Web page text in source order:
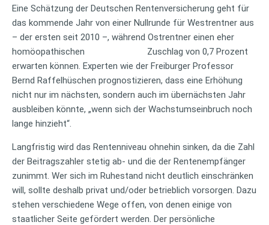
Eine Schätzung der Deutschen Rentenversicherung geht für
das kommende Jahr von einer Nullrunde für Westrentner aus
– der ersten seit 2010 –, während Ostrentner einen eher
homöopathischen Zuschlag von 0,7 Prozent
erwarten können. Experten wie der Freiburger Professor
Bernd Raffelhüschen prognostizieren, dass eine Erhöhung
nicht nur im nächsten, sondern auch im übernächsten Jahr
ausbleiben könnte, „wenn sich der Wachstumseinbruch noch
lange hinzieht“.
Langfristig wird das Rentenniveau ohnehin sinken, da die Zahl
der Beitragszahler stetig ab- und die der Rentenempfänger
zunimmt. Wer sich im Ruhestand nicht deutlich einschränken
will, sollte deshalb privat und/oder betrieblich vorsorgen. Dazu
stehen verschiedene Wege offen, von denen einige von
staatlicher Seite gefördert werden. Der persönliche